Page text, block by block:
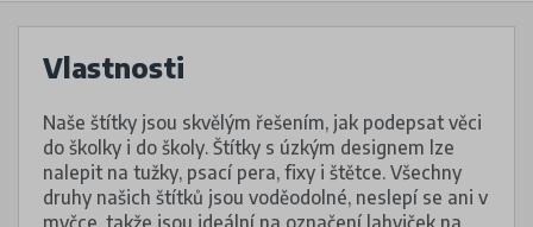
Vlastnosti
Naše štítky jsou skvělým řešením, jak podepsat věci
do školky i do školy. Štítky s úzkým designem lze
nalepit na tužky, psací pera, fixy i štětce. Všechny
druhy našich štítků jsou voděodolné, neslepí se ani v
myčce, takže jsou ideální na označení lahviček na